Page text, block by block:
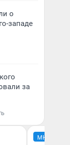
о
западе
за
МНЕНИЕ